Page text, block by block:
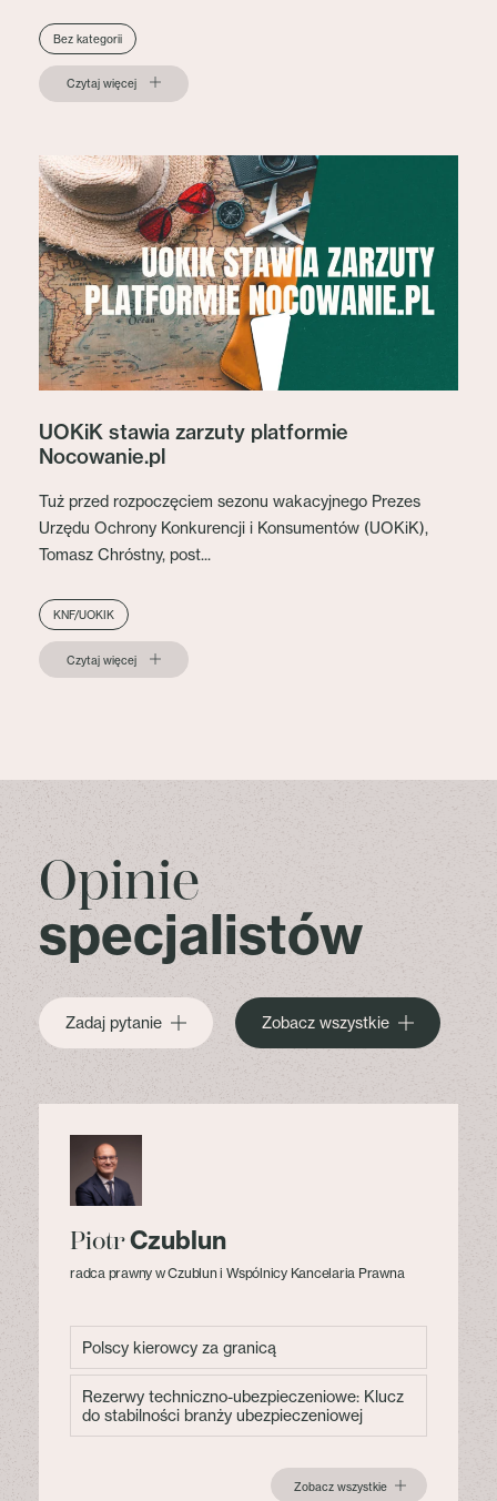
Bez kategorii
Czytaj więcej
UOKiK stawia zarzuty platformie
Nocowanie.pl
Tuż przed rozpoczęciem sezonu wakacyjnego Prezes
Urzędu Ochrony Konkurencji i Konsumentów (UOKiK),
Tomasz Chróstny, post...
KNF/UOKIK
Czytaj więcej
Opinie
specjalistów
Zadaj pytanie Zobacz wszystkie
PiotrCzublun
radca prawny w Czublun i Wspólnicy Kancelaria Prawna
Polscy kierowcy za granicą
Rezerwy techniczno-ubezpieczeniowe: Klucz
do stabilności branży ubezpieczeniowej
Zobacz wszystkie